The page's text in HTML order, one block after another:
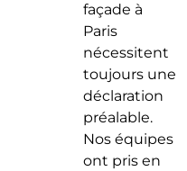
façade à
Paris
nécessitent
toujours une
déclaration
préalable.
Nos équipes
ont pris en